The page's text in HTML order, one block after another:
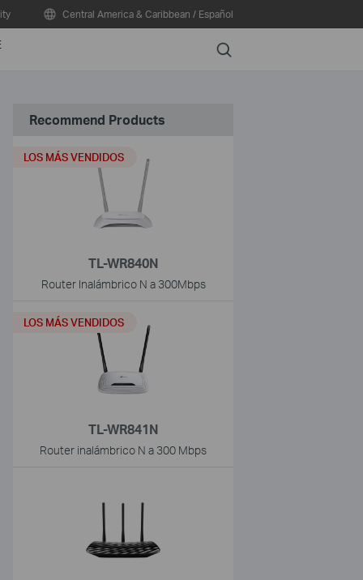
Central America & Caribbean / Español
Search
Recommend Products
TL-WR840N
Router Inalámbrico N a 300Mbps
LOS MÁS VENDIDOS
TL-WR841N
Router inalámbrico N a 300 Mbps
LOS MÁS VENDIDOS